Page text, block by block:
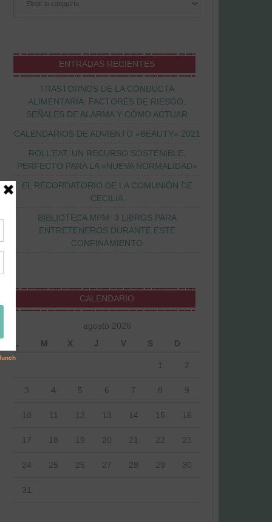
ENTRADAS RECIENTES
TRASTORNOS DE LA CONDUCTA
ALIMENTARIA: FACTORES DE RIESGO,
SEÑALES DE ALARMA Y CÓMO ACTUAR
CALENDARIOS DE ADVIENTO «BEAUTY» 2021
ROLL’EAT, UN RECURSO SOSTENIBLE,
PERFECTO PARA LA «NUEVA NORMALIDAD»
EL RECORDATORIO DE LA COMUNIÓN DE
CECILIA
BIBLIOTECA MPM: 3 LIBROS PARA
ENTRETENEROS DURANTE ESTE
CONFINAMIENTO
CALENDARIO
agosto 2026
M X J V S D
1 2
3 4 5 6 7 8 9
10 11 12 13 14 15 16
17 18 19 20 21 22 23
24 25 26 27 28 29 30
31